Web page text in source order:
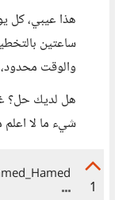
هذا عيبي، كل
ساعتين
والوقت
هل لديك حل؟
شيء ما لا اعلم
1